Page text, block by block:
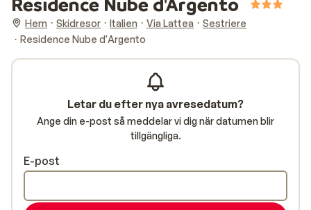
Hem Skidresor Italien Via Lattea
Sestriere
Residence Nube d'Argento
Letar du efter nya avresedatum?
Ange din e-post så meddelar vi dig när datumen blir
tillgängliga.
E-post